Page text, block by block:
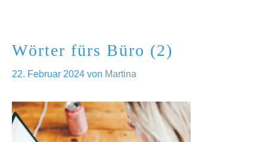
Wörter fürs Büro (2)
22. Februar 2024 von Martina